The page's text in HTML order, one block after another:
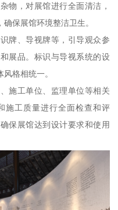
物，对展馆进行全面清洁，
保展馆环境整洁卫生。
牌、导视牌等，引导观众参
展品。标识与导视系统的设
格相统一。
施工单位、监理单位等相关
施工质量进行全面检查和评
保展馆达到设计要求和使用